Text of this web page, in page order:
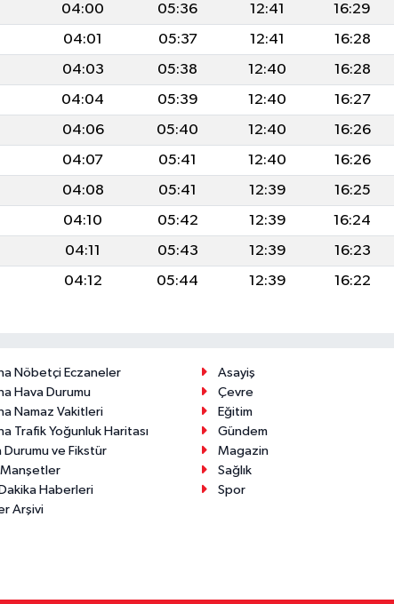
04:00 05:36 12:41 16:29
04:01 05:37 12:41 16:28
04:03 05:38 12:40 16:28
04:04 05:39 12:40 16:27
04:06 05:40 12:40 16:26
04:07 05:41 12:40 16:26
04:08 05:41 12:39 16:25
04:10 05:42 12:39 16:24
04:11 05:43 12:39 16:23
04:12 05:44 12:39 16:22
Nöbetçi Eczaneler
Hava Durumu
Namaz Vakitleri
Trafik Yoğunluk Haritası
Durumu ve Fikstür
Manşetler
Haberleri
Arşivi
Asayiş
Çevre
Eğitim
Gündem
Magazin
Sağlık
Spor